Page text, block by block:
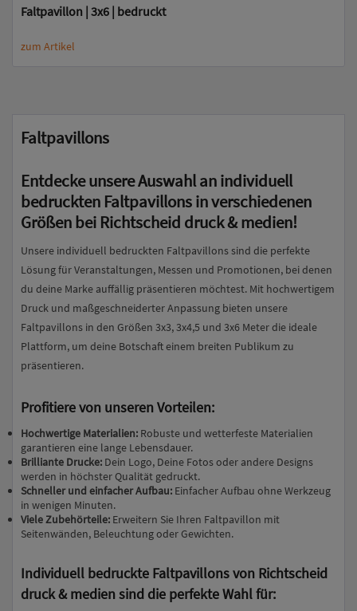
Faltpavillon | 3x6 | bedruckt
zum Artikel
Faltpavillons
Entdecke unsere Auswahl an individuell
bedruckten Faltpavillons in verschiedenen
Größen bei Richtscheid druck & medien!
Unsere individuell bedruckten Faltpavillons sind die perfekte
Lösung für Veranstaltungen, Messen und Promotionen, bei denen
du deine Marke auffällig präsentieren möchtest. Mit hochwertigem
Druck und maßgeschneiderter Anpassung bieten unsere
Faltpavillons in den Größen 3x3, 3x4,5 und 3x6 Meter die ideale
Plattform, um deine Botschaft einem breiten Publikum zu
präsentieren.
Profitiere von unseren Vorteilen:
Hochwertige Materialien: Robuste und wetterfeste Materialien
garantieren eine lange Lebensdauer.
Brilliante Drucke: Dein Logo, Deine Fotos oder andere Designs
werden in höchster Qualität gedruckt.
Schneller und einfacher Aufbau: Einfacher Aufbau ohne Werkzeug
in wenigen Minuten.
Viele Zubehörteile: Erweitern Sie Ihren Faltpavillon mit
Seitenwänden, Beleuchtung oder Gewichten.
Individuell bedruckte Faltpavillons von Richtscheid
druck & medien sind die perfekte Wahl für: